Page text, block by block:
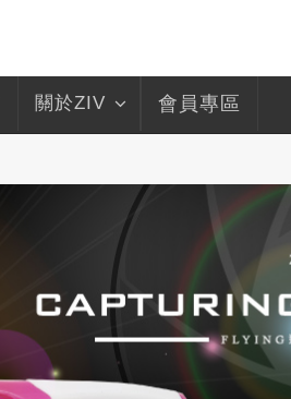
關於ZIV 會員專區